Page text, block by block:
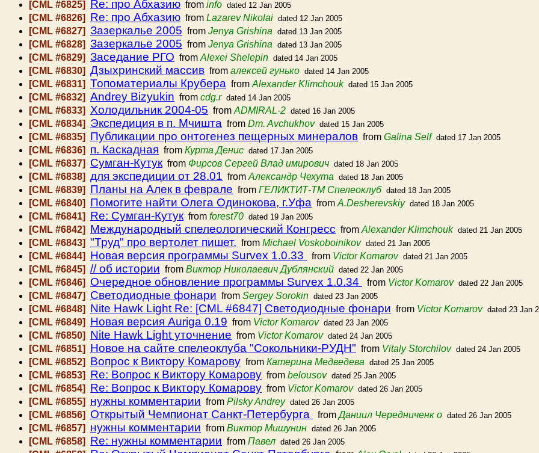
[CML #6825] Re: про Абхазию from info dated 12 Jan 2005
[CML #6826] Re: про Абхазию from Lazarev Nikolai dated 12 Jan 2005
[CML #6827] Зазеркалье 2005 from Jenya Grishina dated 13 Jan 2005
[CML #6828] Зазеркалье 2005 from Jenya Grishina dated 13 Jan 2005
[CML #6829] Заседание РГО from Alexei Shelepin dated 14 Jan 2005
[CML #6830] Дзыхринский массив from алексей гунько dated 14 Jan 2005
[CML #6831] Топоматериалы Крубера from Alexander Klimchouk dated 15 Jan 2005
[CML #6832] Andrey Bizyukin from cdg.r dated 14 Jan 2005
[CML #6833] Холодильник 2004-05 from ADMIRAL-2 dated 16 Jan 2005
[CML #6834] Экспедиция в п. Мчишта from Dm. Avchukhov dated 15 Jan 2005
[CML #6835] Публикации про онтогенез пещерных минералов from Galina Self dated 17 Jan 2005
[CML #6836] п. Каскадная from Курта Денис dated 17 Jan 2005
[CML #6837] Сумган-Кутук from Фирсов Сергей Влад имирович dated 18 Jan 2005
[CML #6838] для экспедиции от 28.01 from Александр Чехута dated 18 Jan 2005
[CML #6839] Планы на Алек в феврале from ГЕЛИКТИТ-ТМ Спелеоклуб dated 18 Jan 2005
[CML #6840] Помогите найти Олега Одинокова, г.Уфа from A.Desherevskiy dated 18 Jan 2005
[CML #6841] Re: Сумган-Кутук from forest70 dated 19 Jan 2005
[CML #6842] Международный спелеологический Конгресс from Alexander Klimchouk dated 21 Jan 2005
[CML #6843] "Труд" про вертолет пишет. from Michael Voskoboinikov dated 21 Jan 2005
[CML #6844] Новая версия программы Survex 1.0.33 from Victor Komarov dated 21 Jan 2005
[CML #6845] // об истории from Виктор Николаевич Дублянский dated 22 Jan 2005
[CML #6846] Очередное обновление программы Survex 1.0.34 from Victor Komarov dated 22 Jan 2005
[CML #6847] Светодиодные фонари from Sergey Sorokin dated 23 Jan 2005
[CML #6848] Nite Hawk Light Re: [CML #6847] Светодиодные фонари from Victor Komarov dated 23 Jan
[CML #6849] Новая версия Auriga 0.19 from Victor Komarov dated 23 Jan 2005
[CML #6850] Nite Hawk Light уточнение from Victor Komarov dated 24 Jan 2005
[CML #6851] Новое на сайте спелеоклуба "Сокольники-РУДН" from Vitaly Storchilov dated 24 Jan 2005
[CML #6852] Вопрос к Виктору Комарову from Катерина Медведева dated 25 Jan 2005
[CML #6853] Re: Вопрос к Виктору Комарову from belousov dated 25 Jan 2005
[CML #6854] Re: Вопрос к Виктору Комарову from Victor Komarov dated 26 Jan 2005
[CML #6855] нужны комментарии from Pilsky Andrey dated 26 Jan 2005
[CML #6856] Открытый Чемпионат Санкт-Петербурга fromДаниил Чередниченк о dated 26 Jan 2005
[CML #6857] нужны комментарии from Виктор Мишунин dated 26 Jan 2005
[CML #6858] Re: нужны комментарии from Павел dated 26 Jan 2005